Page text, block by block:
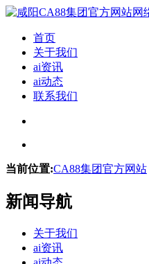
首页
关于我们
ai资讯
ai动态
联系我们
当前位置:CA88集团官方网站
新闻导航
关于我们
ai资讯